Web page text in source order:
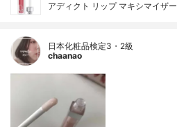
アディクト リップ マキシマイザー
日本化粧品検定3・2級
chaanao